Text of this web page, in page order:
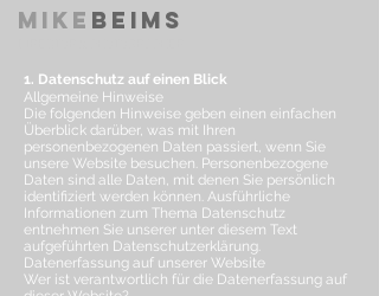
Mike Beims
1. Datenschutz auf einen Blick
Allgemeine Hinweise
Die folgenden Hinweise geben einen einfachen
Überblick darüber, was mit Ihren
personenbezogenen Daten passiert, wenn Sie
unsere Website besuchen. Personenbezogene
Daten sind alle Daten, mit denen Sie persönlich
identifiziert werden können. Ausführliche
Informationen zum Thema Datenschutz
entnehmen Sie unserer unter diesem Text
aufgeführten Datenschutzerklärung.
Datenerfassung auf unserer Website
Wer ist verantwortlich für die Datenerfassung auf